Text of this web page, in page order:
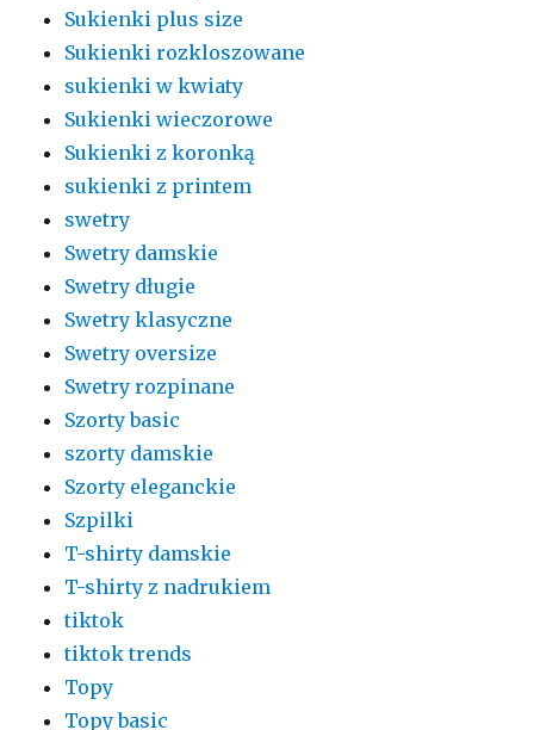
Sukienki plus size
Sukienki rozkloszowane
sukienki w kwiaty
Sukienki wieczorowe
Sukienki z koronką
sukienki z printem
swetry
Swetry damskie
Swetry długie
Swetry klasyczne
Swetry oversize
Swetry rozpinane
Szorty basic
szorty damskie
Szorty eleganckie
Szpilki
T-shirty damskie
T-shirty z nadrukiem
tiktok
tiktok trends
Topy
Topy basic